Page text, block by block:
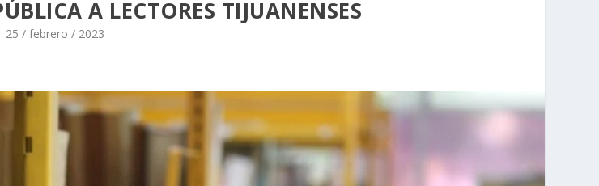
A LECTORES TIJUANENSES
25 / febrero / 2023